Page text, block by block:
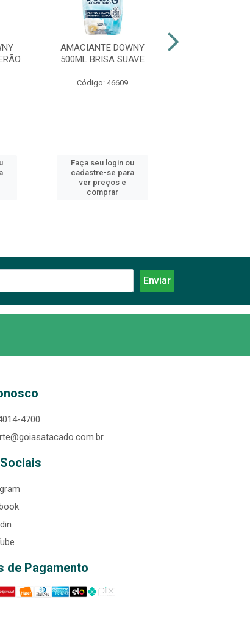
AMACIANTE DOWNY
500ML BRISA SUAVE
Código: 46609
Faça seu login ou
cadastre-se para
ver preços e
comprar
4700
de Pagamento